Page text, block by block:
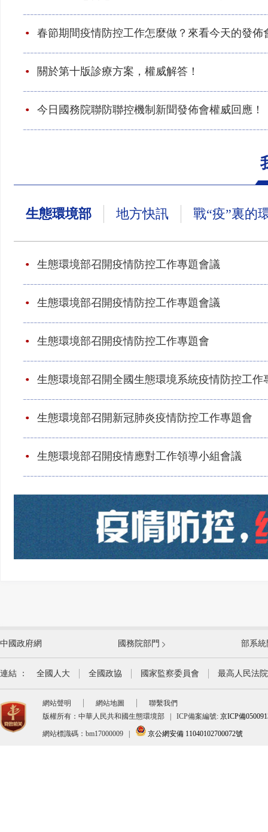
春節期間疫情防控工作怎麼做？來看今天的發佈
關於第十版診療方案，權威解答！
今日國務院聯防聯控機制新聞發佈會權威回應！
生態環境部 地方快訊 戰“疫”裏的
生態環境部召開疫情防控工作專題會議
生態環境部召開疫情防控工作專題會議
生態環境部召開疫情防控工作專題會
生態環境部召開全國生態環境系統疫情防控工作
生態環境部召開新冠肺炎疫情防控工作專題會
生態環境部召開疫情應對工作領導小組會議
外交部
國防部
國家民族事務委員會
公安部
司法部
財政部
自然資源部
交通運輸部
水利部
商務部
文化和旅
中國政府網 國務院部門 部系
連結 ： 全國人大 全國政協 國家監察委員會 最高人民法院
網站聲明 網站地圖
聯繫我們
版權所有：中華人民共和國生態環境部
ICP備案編號: 京ICP備
網站標識碼：bm17000009 京公網安備 11040102700072號